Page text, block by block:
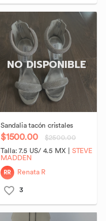
NO DISPONIBLE
Sandalia tacón cristales
$1500.00
$2500.00
Talla:7.5 US/ 4.5 MX|
STEVE
MADDEN
RR Renata R
3